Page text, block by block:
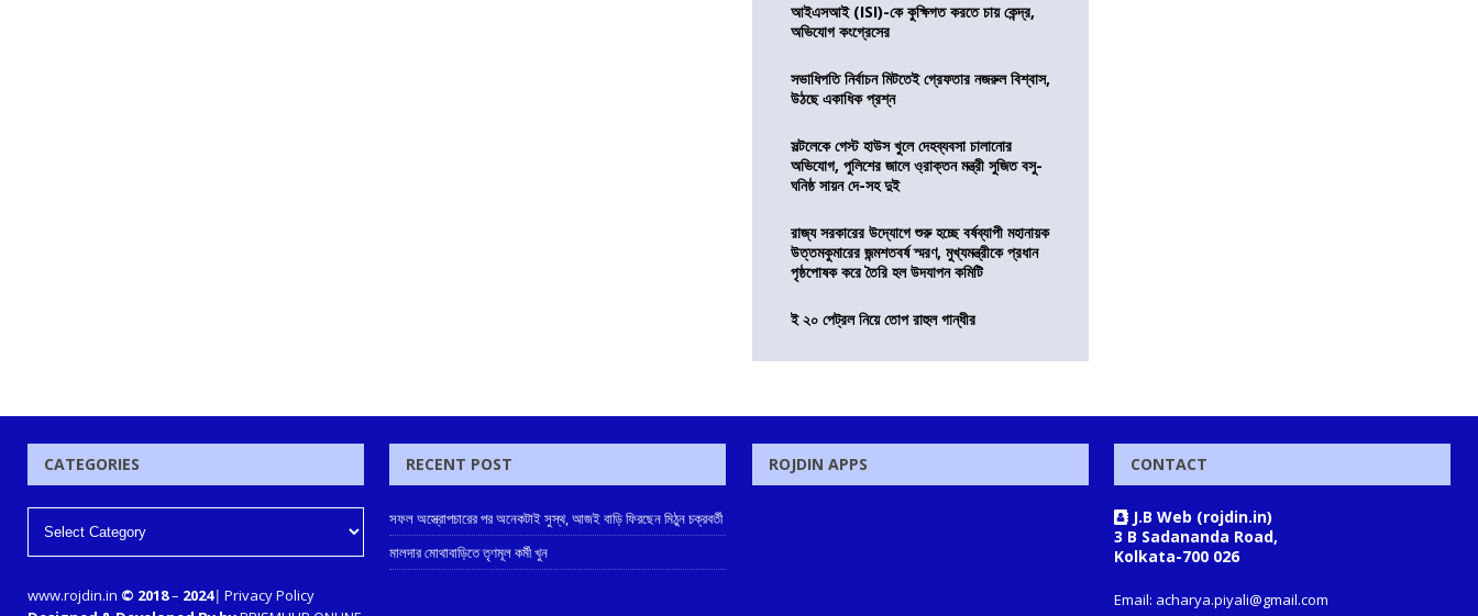
আইএসআই (ISI)-কে কুক্ষিগত করতে চায় কেন্দ্র,
অভিযোগ কংগ্রেসের
সভাধিপতি নির্বাচন মিটতেই গ্রেফতার নজরুল বিশ্বাস,
উঠছে একাধিক প্রশ্ন
সল্টলেকে গেস্ট হাউস খুলে দেহব্যবসা চালানোর
অভিযোগ, পুলিশের জালে ও্রাক্তন মন্ত্রী সুজিত বসু-
ঘনিষ্ঠ সায়ন দে-সহ দুই
রাজ্য সরকারের উদ্যোগে শুরু হচ্ছে বর্ষব্যাপী মহানায়ক
উত্তমকুমারের জন্মশতবর্ষ স্মরণ, মুখ্যমন্ত্রীকে প্রধান
পৃষ্ঠপোষক করে তৈরি হল উদযাপন কমিটি
ই ২০ পেট্রল নিয়ে তোপ রাহুল গান্ধীর
CATEGORIES
www.rojdin.in © 2018– 2024| Privacy Policy
RECENT POST
সফল অস্ত্রোপচারের পর অনেকটাই সুস্থ, আজই বাড়ি ফিরছেন মিঠুন চক্রবর্তী
মালদার মোথাবাড়িতে তৃণমূল কর্মী খুন
ROJDIN APPS CONTACT
J.B Web (rojdin.in)
3 B Sadananda Road,
Kolkata-700 026
Email: acharya.piyali@gmail.com